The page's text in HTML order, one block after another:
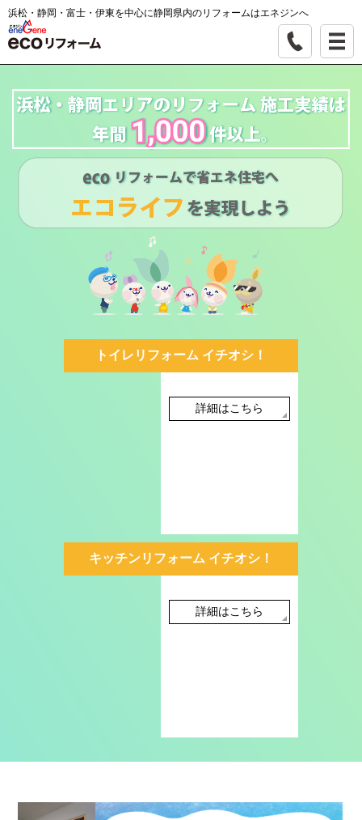
浜松・静岡・富士・伊東を中心に静岡県内のリフォームはエネジンへ
トイレリフォーム イチオシ！
詳細はこちら
キッチンリフォーム イチオシ！
詳細はこちら